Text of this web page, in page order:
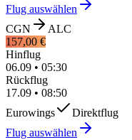
Flug auswählen
CGN
ALC
157,00 €
Hinflug
06.09 • 05:30
Rückflug
17.09 • 08:50
Eurowings
Direktflug
Flug auswählen